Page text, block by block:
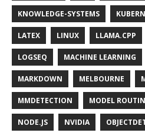
KNOWLEDGE-SYSTEMS
LATEX LINUX LLAMA.CPP
LOGSEQ MACHINE LEARNING
MARKDOWN MELBOURNE
MMDETECTION MODEL
NODE.JS NVIDIA